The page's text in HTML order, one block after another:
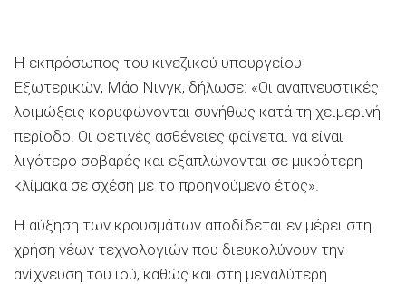
Η εκπρόσωπος του κινεζικού υπουργείου
Εξωτερικών, Μάο Νινγκ, δήλωσε: «Οι αναπνευστικές
λοιμώξεις κορυφώνονται συνήθως κατά τη χειμερινή
περίοδο. Οι φετινές ασθένειες φαίνεται να είναι
λιγότερο σοβαρές και εξαπλώνονται σε μικρότερη
κλίμακα σε σχέση με το προηγούμενο έτος».
Η αύξηση των κρουσμάτων αποδίδεται εν μέρει στη
χρήση νέων τεχνολογιών που διευκολύνουν την
ανίχνευση του ιού, καθώς και στη μεγαλύτερη